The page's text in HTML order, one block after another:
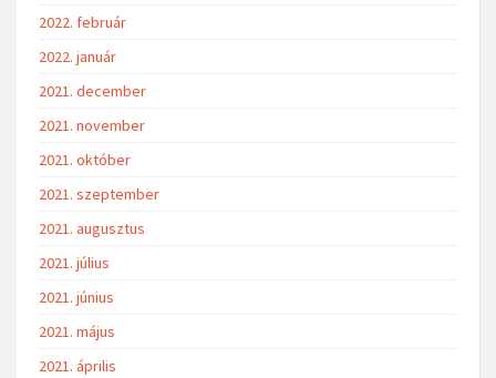
2022. február
2022. január
2021. december
2021. november
2021. október
2021. szeptember
2021. augusztus
2021. július
2021. június
2021. május
2021. április